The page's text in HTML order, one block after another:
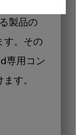
製品の
す。その
専用コン
す。